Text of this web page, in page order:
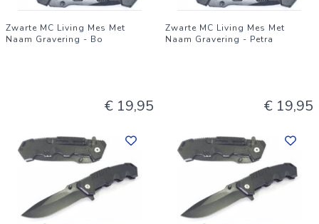
Zwarte MC Living Mes Met
Naam Gravering - Bo
€ 19,95
Zwarte MC Living Mes Met
Naam Gravering - Petra
€ 19,95